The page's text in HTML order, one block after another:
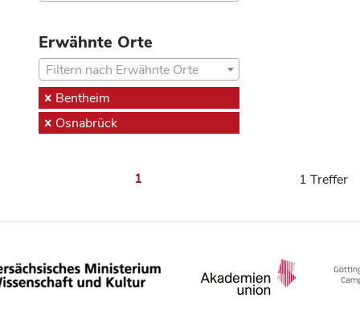
Erwähnte Orte
Filtern nach Erwähnte Orte
Bentheim
Osnabrück
1 1 Treffer